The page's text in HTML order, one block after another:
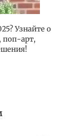
Узнайте о
поп-арт,